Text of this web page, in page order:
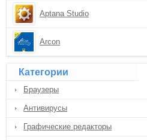
Aptana Studio
Arcon
Категории
Браузеры
Антивирусы
Графические редакторы